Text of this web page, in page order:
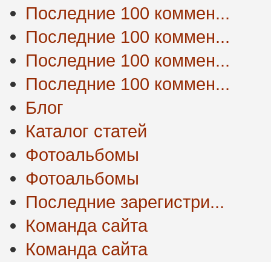
Последние 100 коммен...
Последние 100 коммен...
Последние 100 коммен...
Последние 100 коммен...
Блог
Каталог статей
Фотоальбомы
Фотоальбомы
Последние зарегистри...
Команда сайта
Команда сайта